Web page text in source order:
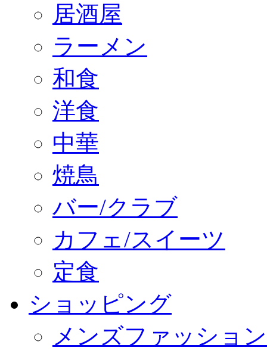
居酒屋
ラーメン
和食
洋食
中華
焼鳥
バー/クラブ
カフェ/スイーツ
定食
ショッピング
メンズファッション